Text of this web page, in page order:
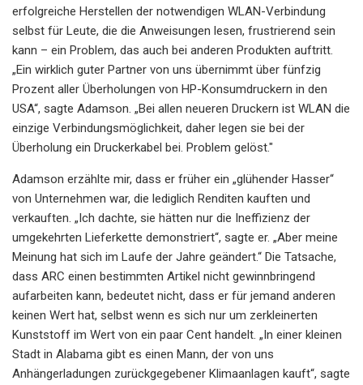
erfolgreiche Herstellen der notwendigen WLAN-Verbindung
selbst für Leute, die die Anweisungen lesen, frustrierend sein
kann – ein Problem, das auch bei anderen Produkten auftritt.
„Ein wirklich guter Partner von uns übernimmt über fünfzig
Prozent aller Überholungen von HP-Konsumdruckern in den
USA“, sagte Adamson. „Bei allen neueren Druckern ist WLAN die
einzige Verbindungsmöglichkeit, daher legen sie bei der
Überholung ein Druckerkabel bei. Problem gelöst."
Adamson erzählte mir, dass er früher ein „glühender Hasser“
von Unternehmen war, die lediglich Renditen kauften und
verkauften. „Ich dachte, sie hätten nur die Ineffizienz der
umgekehrten Lieferkette demonstriert“, sagte er. „Aber meine
Meinung hat sich im Laufe der Jahre geändert.“ Die Tatsache,
dass ARC einen bestimmten Artikel nicht gewinnbringend
aufarbeiten kann, bedeutet nicht, dass er für jemand anderen
keinen Wert hat, selbst wenn es sich nur um zerkleinerten
Kunststoff im Wert von ein paar Cent handelt. „In einer kleinen
Stadt in Alabama gibt es einen Mann, der von uns
Anhängerladungen zurückgegebener Klimaanlagen kauft“, sagte